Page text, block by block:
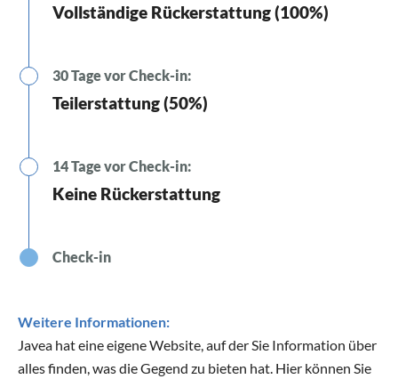
Vollständige Rückerstattung (100%)
30 Tage vor Check-in:
Teilerstattung (50%)
14 Tage vor Check-in:
Keine Rückerstattung
Check-in
Weitere Informationen:
Javea hat eine eigene Website, auf der Sie Information über
alles finden, was die Gegend zu bieten hat. Hier können Sie